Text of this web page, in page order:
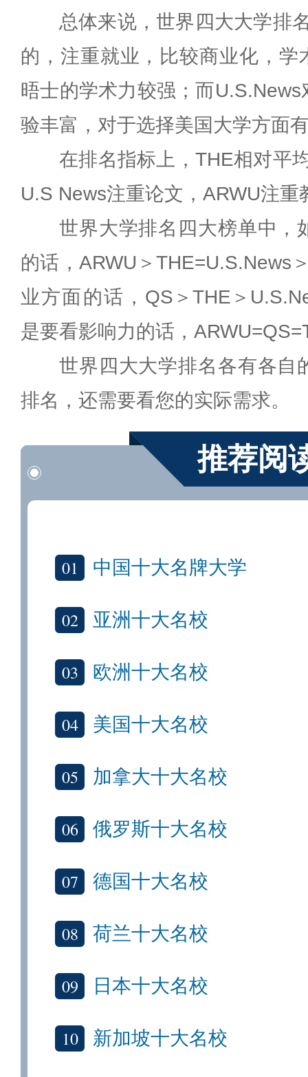
总体来说，世界四大大学排
的，注重就业，比较商业化，学
晤士的学术力较强；而
验丰富，对于选择美国大学方面
在排名指标上，THE相对平
U.S News注重论文，ARWU注
世界大学排名四大榜单中，
的话，ARWU＞THE=U.S.News
业方面的话，QS＞THE＞
是要看影响力的话，
世界四大大学排名各有各自
排名，还需要看您的实际需求。
推荐阅
01 中国十大名牌大学
02 亚洲十大名校
03 欧洲十大名校
04 美国十大名校
05 加拿大十大名校
06 俄罗斯十大名校
07 德国十大名校
08 荷兰十大名校
09 日本十大名校
10 新加坡十大名校